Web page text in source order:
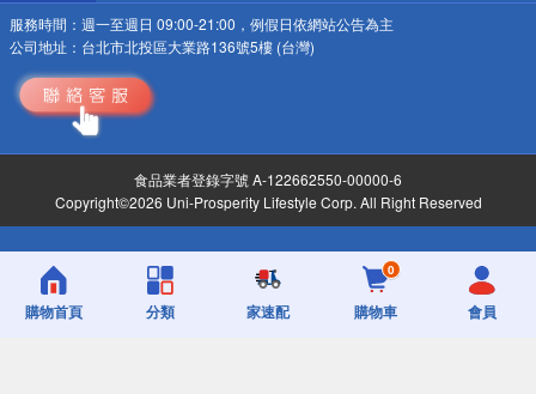
服務時間： 週一至週日 09:00-21:00，例假日依網站公告為主
公司地址： 台北市北投區大業路136號5樓 (台灣)
食品業者登錄字號 A-122662550-00000-6
Copyright©2026 Uni-Prosperity Lifestyle Corp. All Right Reserved
購物首頁 分類 家速配
0
購物車 會員